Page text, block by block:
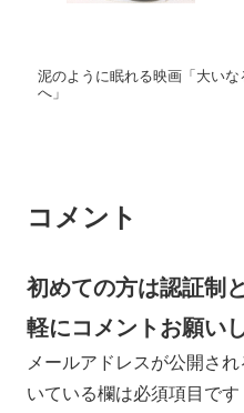
泥のように眠れる映画「大いな
へ」
コメント
初めての方は認証制
軽にコメントお願い
メールアドレスが公開され
いている欄は必須項目です